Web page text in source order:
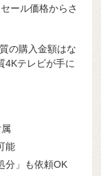
ール価格からさ
の購入金額はな
4Kテレビが手に
能
分」も依頼OK